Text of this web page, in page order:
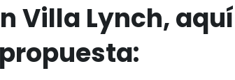
Villa Lynch,